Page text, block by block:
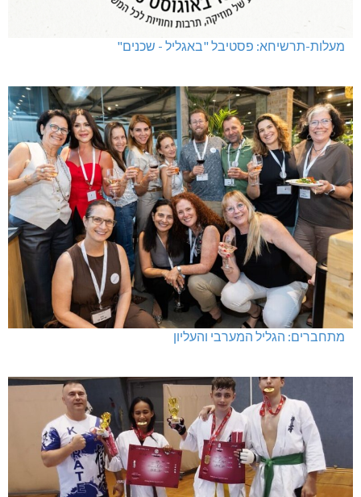
מעלות-תרשיחא: פסטיבל "באגליל - שכנים"
מתחברים: הגליל המערבי והעליון